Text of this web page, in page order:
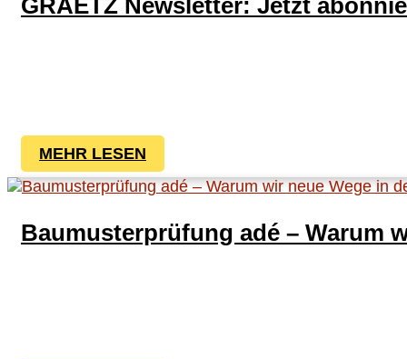
MEHR LESEN
Baumusterprüfung adé – Warum